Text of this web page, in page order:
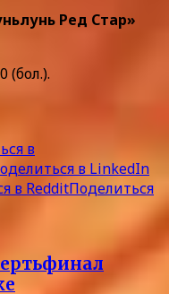
Ред Стар»
(бол.).
в
в LinkedIn
в RedditПоделиться